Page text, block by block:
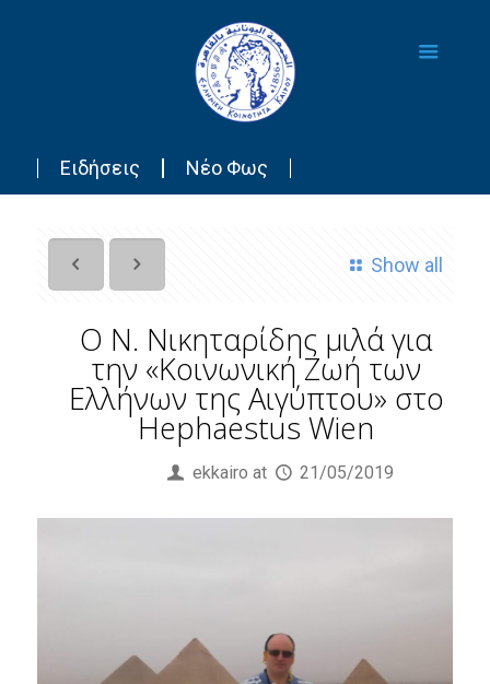
Ειδήσεις Νέο Φως
Show all
Ο Ν. Νικηταρίδης μιλά για
την «Κοινωνική Ζωή των
Ελλήνων της Αιγύπτου» στο
Hephaestus Wien
ekkairo at 21/05/2019